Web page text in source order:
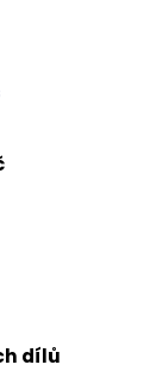
dílů